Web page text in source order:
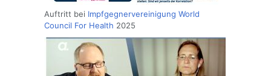
Auftritt bei Impfgegnervereinigung World
Council For Health 2025